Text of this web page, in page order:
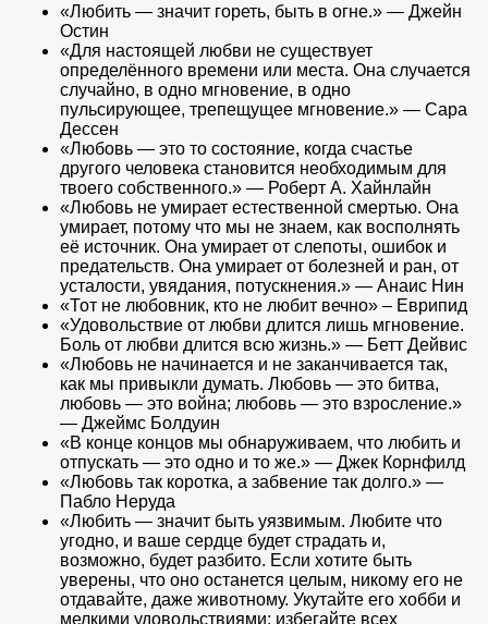
«Любить — значит гореть, быть в огне.» — Джейн
Остин
«Для настоящей любви не существует
определённого времени или места. Она случается
случайно, в одно мгновение, в одно
пульсирующее, трепещущее мгновение.» — Сара
Дессен
«Любовь — это то состояние, когда счастье
другого человека становится необходимым для
твоего собственного.» — Роберт А. Хайнлайн
«Любовь не умирает естественной смертью. Она
умирает, потому что мы не знаем, как восполнять
её источник. Она умирает от слепоты, ошибок и
предательств. Она умирает от болезней и ран, от
усталости, увядания, потускнения.» — Анаис Нин
«Тот не любовник, кто не любит вечно» – Еврипид
«Удовольствие от любви длится лишь мгновение.
Боль от любви длится всю жизнь.» — Бетт Дейвис
«Любовь не начинается и не заканчивается так,
как мы привыкли думать. Любовь — это битва,
любовь — это война; любовь — это взросление.»
— Джеймс Болдуин
«В конце концов мы обнаруживаем, что любить и
отпускать — это одно и то же.» — Джек Корнфилд
«Любовь так коротка, а забвение так долго.» —
Пабло Неруда
«Любить — значит быть уязвимым. Любите что
угодно, и ваше сердце будет страдать и,
возможно, будет разбито. Если хотите быть
уверены, что оно останется целым, никому его не
отдавайте, даже животному. Укутайте его хобби и
мелкими удовольствиями; избегайте всех